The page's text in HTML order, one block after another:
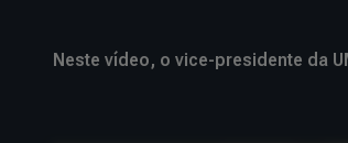
Neste vídeo, o vice-presidente da